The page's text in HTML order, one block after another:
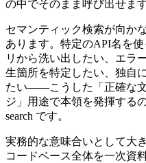
の中でそのまま呼び出せます
セマンティック検索が向か
あります。特定のAPI名を
リから洗い出したい、エラ
生箇所を特定したい、独自
たい——こうした「正確な
ジ」用途で本領を発揮する
search です。
実務的な意味合いとして大
コードベース全体を一次資